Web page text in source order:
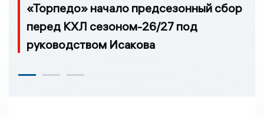
«Торпедо» начало предсезонный сбор
перед КХЛ сезоном-26/27 под
руководством Исакова